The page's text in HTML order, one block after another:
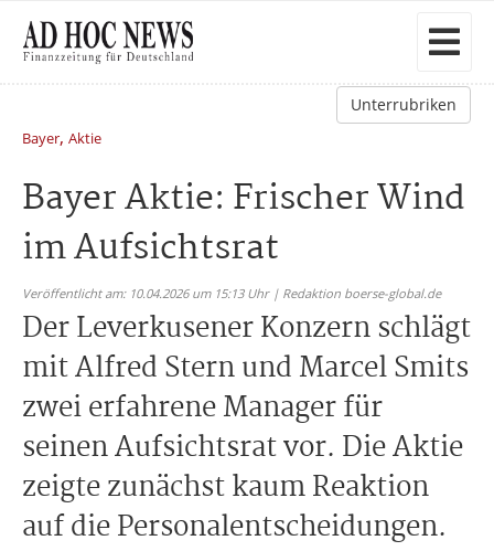
Unterrubriken
Bayer, Aktie
Bayer Aktie: Frischer Wind
im Aufsichtsrat
Veröffentlicht am: 10.04.2026 um 15:13 Uhr | Redaktion boerse-global.de
Der Leverkusener Konzern schlägt
mit Alfred Stern und Marcel Smits
zwei erfahrene Manager für
seinen Aufsichtsrat vor. Die Aktie
zeigte zunächst kaum Reaktion
auf die Personalentscheidungen.